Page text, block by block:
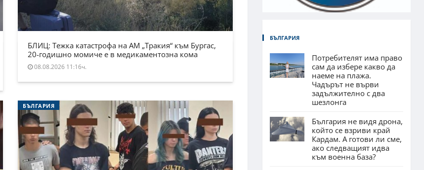
БЛИЦ: Тежка катастрофа на АМ „Тракия“ към Бургас,
20-годишно момиче е в медикаментозна кома
08.08.2026 11:16ч.
БЪЛГАРИЯ
БЪЛГАРИЯ
Потребителят има право
сам да избере какво да
наеме на плажа.
Чадърът не върви
задължително с два
шезлонга
България не видя дрона,
който се взриви край
Кардам. А готови ли сме,
ако следващият идва
към военна база?